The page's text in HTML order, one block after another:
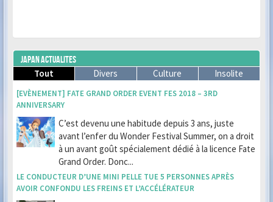
JAPAN ACTUALITES
Tout
Divers Culture Insolite
[EVÈNEMENT] FATE GRAND ORDER EVENT FES 2018 – 3RD
ANNIVERSARY
C’est devenu une habitude depuis 3 ans, juste
avant l’enfer du Wonder Festival Summer, on a droit
à un avant goût spécialement dédié à la licence Fate
Grand Order. Donc...
LE CONDUCTEUR D’UNE MINI PELLE TUE 5 PERSONNES APRÈS
AVOIR CONFONDU LES FREINS ET L’ACCÉLÉRATEUR